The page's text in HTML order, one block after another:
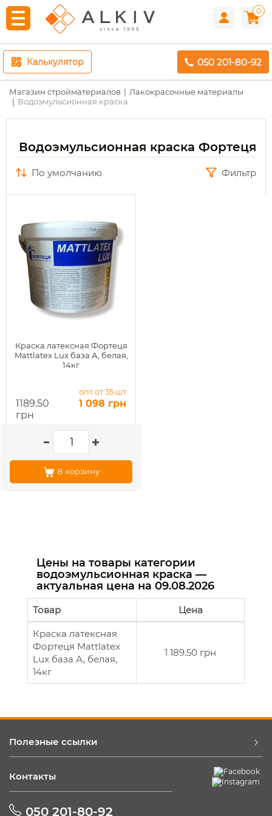
0
Калькулятор 050 201-80-92
Магазин стройматериалов
Лакокрасочные материалы
Водоэмульсионная краска
Водоэмульсионная краска Фортеця
по умолчанию Фильтр
Краска латексная Фортеця
Mattlatex Lux база А, белая,
14кг
1189.50
грн
опт от 35 шт
1 098 грн
В корзину
Цены на товары категории
водоэмульсионная краска —
актуальная цена на 09.08.2026
Товар Цена
Краска латексная
Фортеця Mattlatex
Lux база А, белая,
14кг
1 189.50 грн
Полезные ссылки
Контакты
050 201-80-92